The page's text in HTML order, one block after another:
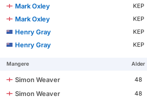
Mark Oxley
KEP
Mark Oxley
KEP
Henry Gray
KEP
Henry Gray
KEP
Mangere Alder
Simon Weaver 48
Simon Weaver 48